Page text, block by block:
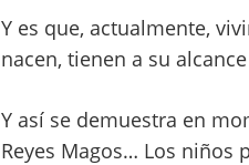
Y es que, actualmente,
nacen, tienen a su
Y así se demuestra en
Reyes Magos… Los